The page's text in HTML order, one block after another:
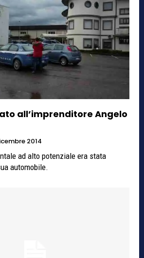
all’imprenditore Angelo
2014
ad alto potenziale era stata
automobile.